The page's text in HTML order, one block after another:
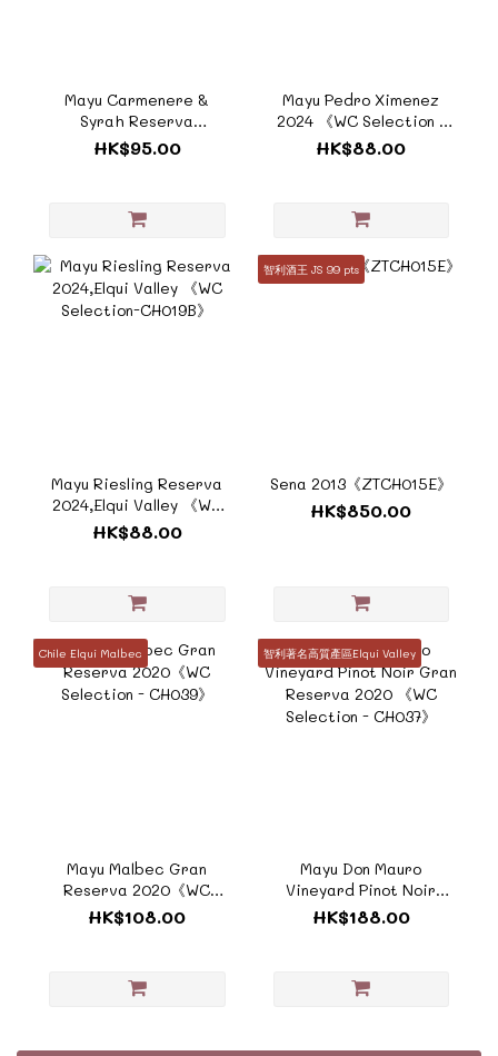
Mayu Carmenere &
Syrah Reserva
2021《CH004E》
HK$95.00
Mayu Pedro Ximenez
2024 《WC Selection -
CH003B》
HK$88.00
Mayu Riesling Reserva
2024,Elqui Valley 《WC
Selection-CH019B》
HK$88.00
智利酒王 JS 99 pts
Sena 2013《ZTCH015E》
HK$850.00
Chile Elqui Malbec
Mayu Malbec Gran
Reserva 2020《WC
Selection - CH039》
HK$108.00
智利著名高質產區Elqui Valley
Mayu Don Mauro
Vineyard Pinot Noir
Gran Reserva 2020
《WC Selection -
HK$188.00